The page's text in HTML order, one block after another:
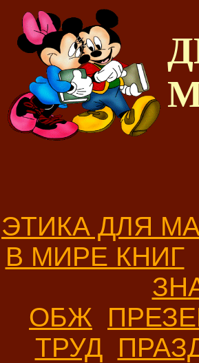
ЭТИКА ДЛЯ
В МИРЕ КНИГ
ОБЖ
ТРУД